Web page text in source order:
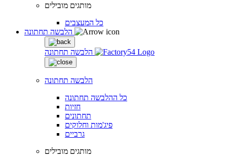
מותגים מובילים
כל המעצבים
הלבשה תחתונה
הלבשה תחתונה
כל ההלבשה תחתונה
חזיות
תחתונים
פיג'מות וחלוקים
גרביים
מותגים מובילים